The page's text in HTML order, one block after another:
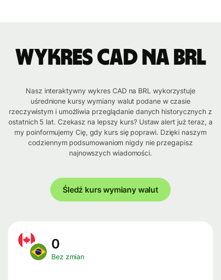
Wykres CAD na BRL
Nasz interaktywny wykres CAD na BRL wykorzystuje
uśrednione kursy wymiany walut podane w czasie
rzeczywistym i umożliwia przeglądanie danych historycznych z
ostatnich 5 lat. Czekasz na lepszy kurs? Ustaw alert już teraz, a
my poinformujemy Cię, gdy kurs się poprawi. Dzięki naszym
codziennym podsumowaniom nigdy nie przegapisz
najnowszych wiadomości.
Śledź kurs wymiany walut
0
Bez zmian